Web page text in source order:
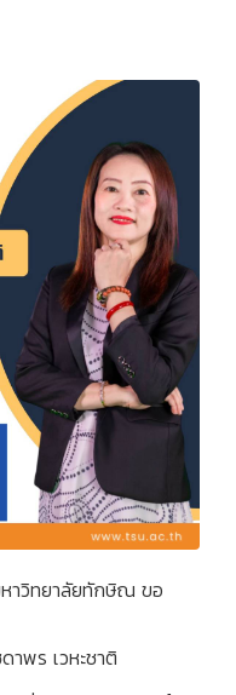
าวิทยาลัยทักษิณ ขอ
าพร เวหะชาติ